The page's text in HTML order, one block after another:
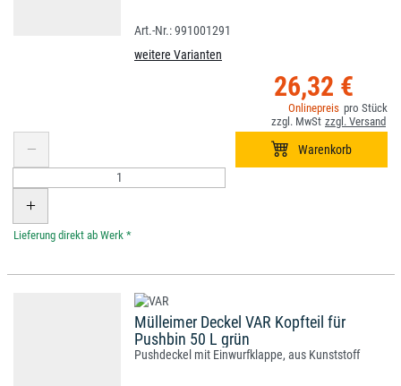
991001291
weitere Varianten
26,32 €
*
Mülleimer Deckel VAR Kopfteil für
Pushbin 50 L grün
Pushdeckel mit Einwurfklappe, aus Kunststoff